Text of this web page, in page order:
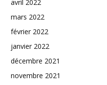
avril 2022
mars 2022
février 2022
janvier 2022
décembre 2021
novembre 2021